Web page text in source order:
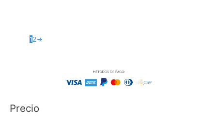
Precio
P
12→